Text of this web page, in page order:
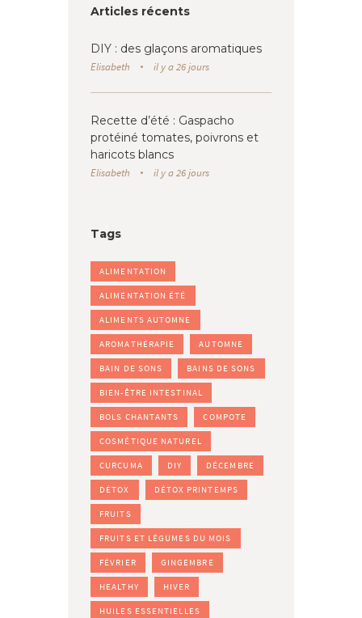
Articles récents
DIY : des glaçons aromatiques
Elisabeth il y a 26 jours
Recette d’été : Gaspacho
protéiné tomates, poivrons et
haricots blancs
Elisabeth il y a 26 jours
Tags
ALIMENTATION
ALIMENTATION ÉTÉ
ALIMENTS AUTOMNE
AROMATHÉRAPIE AUTOMNE
BAIN DE SONS BAINS DE SONS
BIEN-ÊTRE INTESTINAL
BOLS CHANTANTS COMPOTE
COSMÉTIQUE NATUREL
CURCUMA DIY DÉCEMBRE
DÉTOX DÉTOX PRINTEMPS
FRUITS
FRUITS ET LÉGUMES DU MOIS
FÉVRIER GINGEMBRE
HEALTHY HIVER
HUILES ESSENTIELLES